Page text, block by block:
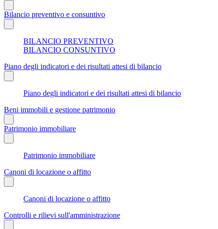
Bilancio preventivo e consuntivo
BILANCIO PREVENTIVO
BILANCIO CONSUNTIVO
Piano degli indicatori e dei risultati attesi di bilancio
Piano degli indicatori e dei risultati attesi di bilancio
Beni immobili e gestione patrimonio
Patrimonio immobiliare
Patrimonio immobiliare
Canoni di locazione o affitto
Canoni di locazione o affitto
Controlli e rilievi sull'amministrazione